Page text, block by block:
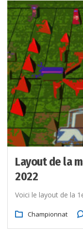
Layout de la
2022
Voici le layout de la
Championnat